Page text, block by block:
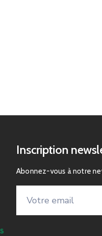
Inscription
Abonnez-vous à notre